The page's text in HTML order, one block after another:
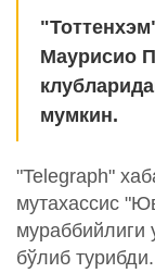
Маурисио
мумкин.
"Telegraph"
мутахассис
мураббийлиги
бўлиб